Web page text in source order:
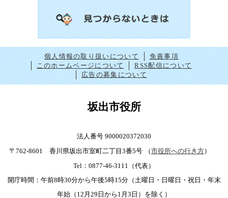
個人情報の取り扱いについて
免責事項
このホームページについて
RSS配信について
広告の募集について
坂出市役所
法人番号 9000020372030
〒762-8601 香川県坂出市室町二丁目3番5号
（市役所への行き方）
Tel：0877-46-3111（代表）
開庁時間：午前8時30分から午後5時15分（土曜日・日曜日・祝日・年末
年始（12月29日から1月3日）を除く）